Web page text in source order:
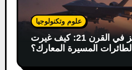
علوم وتكنولوجيا
حرب الدرونز في القرن 21: كيف غيرت
الطائرات المسيرة المعارك؟